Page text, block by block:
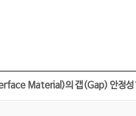
Material)의 갭(Gap) 안정성 향